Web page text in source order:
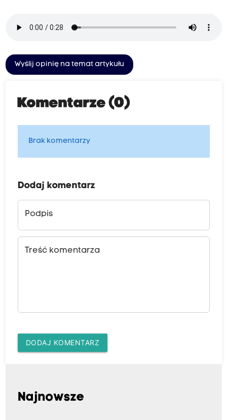
Wyślij opinię na temat artykułu
Komentarze (0)
Brak komentarzy
Dodaj komentarz
Podpis
Treść komentarza
DODAJ KOMENTARZ
Najnowsze